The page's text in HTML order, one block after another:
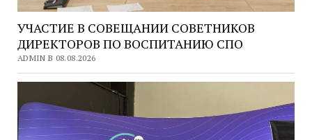
УЧАСТИЕ В СОВЕЩАНИИ СОВЕТНИКОВ
ДИРЕКТОРОВ ПО ВОСПИТАНИЮ СПО
ADMIN В 08.08.2026